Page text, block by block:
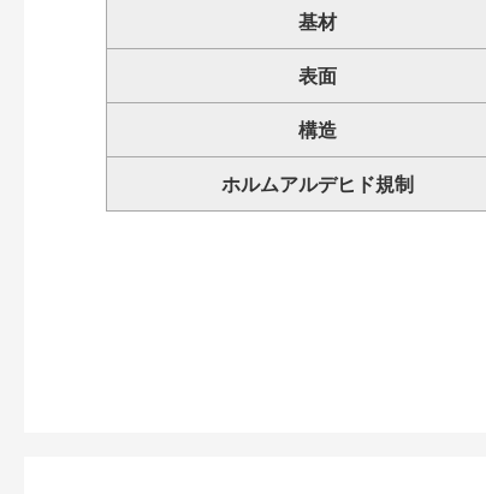
基材
表面
構造
ホルムアルデヒド規制